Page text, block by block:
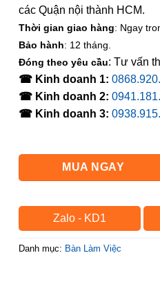
các Quận nội thành HCM.
Thời gian giao hàng: Ngay
Bảo hành: 12 tháng.
Đóng theo yêu cầu: Tư vấn
☎ Kinh doanh 1:
☎ Kinh doanh 2:
☎ Kinh doanh 3:
MUA NGAY
Zalo - KD1
Danh mục: Bàn Làm Việc